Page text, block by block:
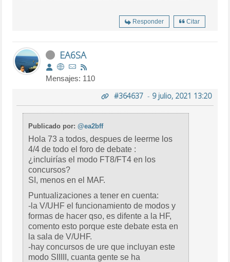
Responder Citar
EA6SA
Mensajes: 110
#364637- 9 julio, 2021 13:20
Publicado por:@ea2bff
Hola 73 a todos, despues de leerme los
4/4 de todo el foro de debate :
¿incluirías el modo FT8/FT4 en los
concursos?
SI, menos en el MAF.
Puntualizaciones a tener en cuenta:
-la V/UHF el funcionamiento de modos y
formas de hacer qso, es difente a la HF,
comento esto porque este debate esta en
la sala de V/UHF.
-hay concursos de ure que incluyan este
modo SIIIII, cuanta gente se ha